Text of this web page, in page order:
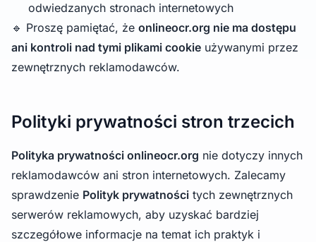
odwiedzanych stronach internetowych
🔹 Proszę pamiętać, że onlineocr.org nie ma dostępu
ani kontroli nad tymi plikami cookie używanymi przez
zewnętrznych reklamodawców.
Polityki prywatności stron trzecich
Polityka prywatności onlineocr.org nie dotyczy innych
reklamodawców ani stron internetowych. Zalecamy
sprawdzenie Polityk prywatności tych zewnętrznych
serwerów reklamowych, aby uzyskać bardziej
szczegółowe informacje na temat ich praktyk i